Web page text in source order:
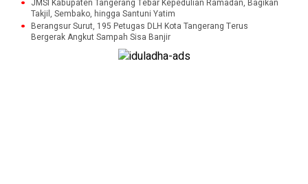
JMSI Kabupaten Tangerang Tebar Kepedulian Ramadan, Bagikan
Takjil, Sembako, hingga Santuni Yatim
Berangsur Surut, 195 Petugas DLH Kota Tangerang Terus
Bergerak Angkut Sampah Sisa Banjir